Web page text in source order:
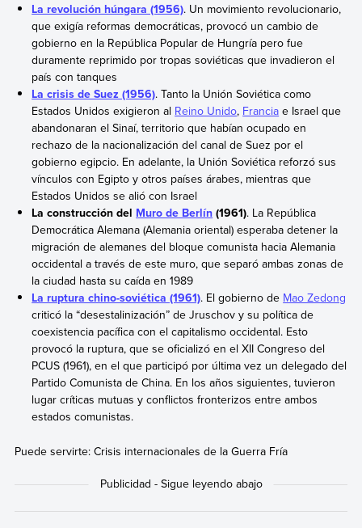
La revolución húngara (1956). Un movimiento revolucionario,
que exigía reformas democráticas, provocó un cambio de
gobierno en la República Popular de Hungría pero fue
duramente reprimido por tropas soviéticas que invadieron el
país con tanques
La crisis de Suez (1956). Tanto la Unión Soviética como
Estados Unidos exigieron al Reino Unido, Francia e Israel que
abandonaran el Sinaí, territorio que habían ocupado en
rechazo de la nacionalización del canal de Suez por el
gobierno egipcio. En adelante, la Unión Soviética reforzó sus
vínculos con Egipto y otros países árabes, mientras que
Estados Unidos se alió con Israel
La construcción del Muro de Berlín (1961). La República
Democrática Alemana (Alemania oriental) esperaba detener la
migración de alemanes del bloque comunista hacia Alemania
occidental a través de este muro, que separó ambas zonas de
la ciudad hasta su caída en 1989
La ruptura chino-soviética (1961). El gobierno de Mao Zedong
criticó la “desestalinización” de Jruschov y su política de
coexistencia pacífica con el capitalismo occidental. Esto
provocó la ruptura, que se oficializó en el XII Congreso del
PCUS (1961), en el que participó por última vez un delegado del
Partido Comunista de China. En los años siguientes, tuvieron
lugar críticas mutuas y conflictos fronterizos entre ambos
estados comunistas.
Puede servirte: Crisis internacionales de la Guerra Fría